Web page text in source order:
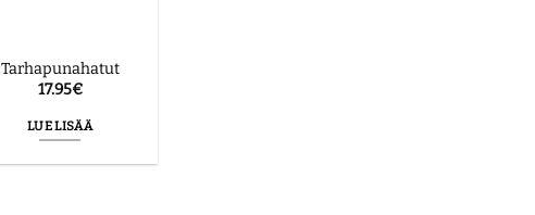
Tarhapunahatut
17.95€
LUE LISÄÄ